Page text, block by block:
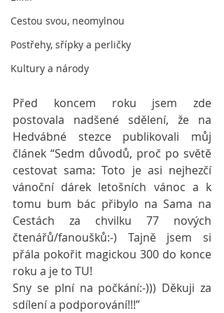
Cestou svou, neomylnou
Postřehy, sřípky a perličky
Kultury a národy
Před koncem roku jsem zde
postovala nadšené sdělení, že na
Hedvábné stezce publikovali můj
článek “Sedm důvodů, proč po světě
cestovat sama: Toto je asi nejhezčí
vánoční dárek letošních vánoc a k
tomu bum bác přibylo na Sama na
Cestách za chvilku 77 nových
čtenářů/fanoušků:-) Tajně jsem si
přála pokořit magickou 300 do konce
roku a je to TU!
Sny se plní na počkání:-))) Děkuji za
sdílení a podporování!!!”